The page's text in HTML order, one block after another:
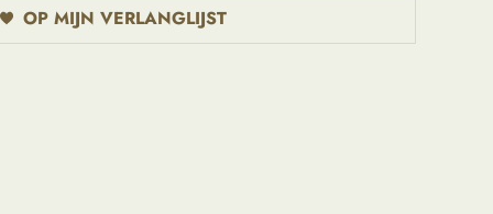
OP MIJN VERLANGLIJST